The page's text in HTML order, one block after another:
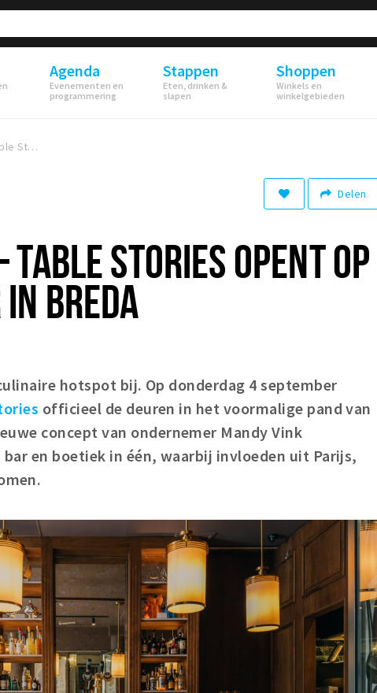
Agenda
Evenementen en
programmering
Stappen
Eten, drinken &
slapen
Shoppen
Winkels en
winkelgebieden
Marie Coco – Table Stories opent op 4 september in Breda
Delen
STORIES OPENT OP
BREDA
hotspot bij. Op donderdag 4 september
officieel de deuren in het voormalige pand van
concept van ondernemer Mandy Vink
en boetiek in één, waarbij invloeden uit Parijs,